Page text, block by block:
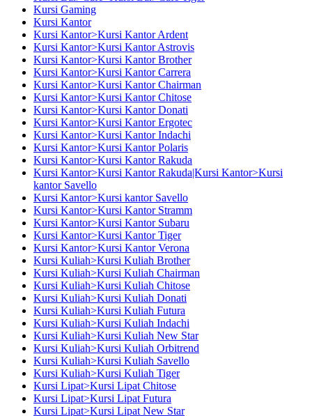
Kursi Gaming
Kursi Kantor
Kursi Kantor>Kursi Kantor Ardent
Kursi Kantor>Kursi Kantor Astrovis
Kursi Kantor>Kursi Kantor Brother
Kursi Kantor>Kursi Kantor Carrera
Kursi Kantor>Kursi Kantor Chairman
Kursi Kantor>Kursi Kantor Chitose
Kursi Kantor>Kursi Kantor Donati
Kursi Kantor>Kursi Kantor Ergotec
Kursi Kantor>Kursi Kantor Indachi
Kursi Kantor>Kursi Kantor Polaris
Kursi Kantor>Kursi Kantor Rakuda
Kursi Kantor>Kursi Kantor Rakuda|Kursi Kantor>Kursi
kantor Savello
Kursi Kantor>Kursi kantor Savello
Kursi Kantor>Kursi Kantor Stramm
Kursi Kantor>Kursi Kantor Subaru
Kursi Kantor>Kursi Kantor Tiger
Kursi Kantor>Kursi Kantor Verona
Kursi Kuliah>Kursi Kuliah Brother
Kursi Kuliah>Kursi Kuliah Chairman
Kursi Kuliah>Kursi Kuliah Chitose
Kursi Kuliah>Kursi Kuliah Donati
Kursi Kuliah>Kursi Kuliah Futura
Kursi Kuliah>Kursi Kuliah Indachi
Kursi Kuliah>Kursi Kuliah New Star
Kursi Kuliah>Kursi Kuliah Orbitrend
Kursi Kuliah>Kursi Kuliah Savello
Kursi Kuliah>Kursi Kuliah Tiger
Kursi Lipat>Kursi Lipat Chitose
Kursi Lipat>Kursi Lipat Futura
Kursi Lipat>Kursi Lipat New Star